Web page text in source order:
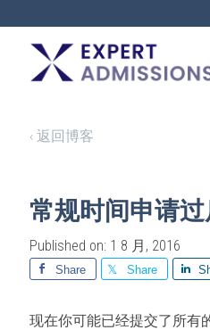
EXPERT
ADMISSIONS
‹ 返回博客
常规时间申请
Published on: 1 8 月, 2016
Share Share
现在你可能已经提交了所有